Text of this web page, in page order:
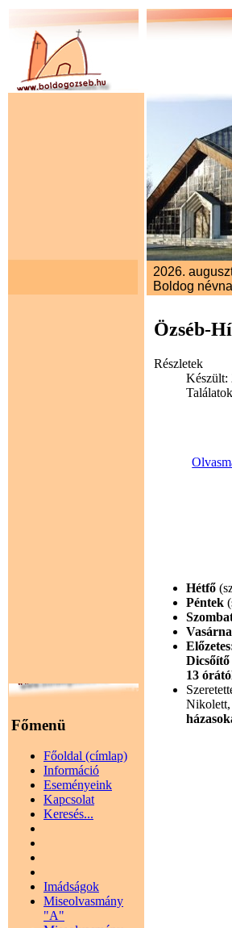
Főmenü
Főoldal (címlap)
Információ
Eseményeink
Kapcsolat
Keresés...
Imádságok
Miseolvasmány
"A"
2026.
Boldog
Özséb-
Részletek
Készült:
Hétfő
Péntek
13
Nikolett,